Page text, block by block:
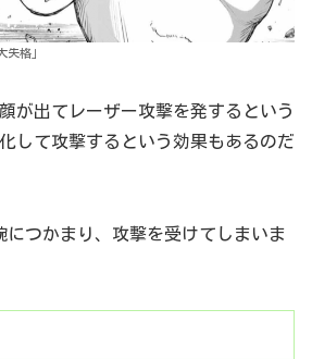
格」
が出てレーザー攻撃を発するという
して攻撃するという効果もあるのだ
につかまり、攻撃を受けてしまいま